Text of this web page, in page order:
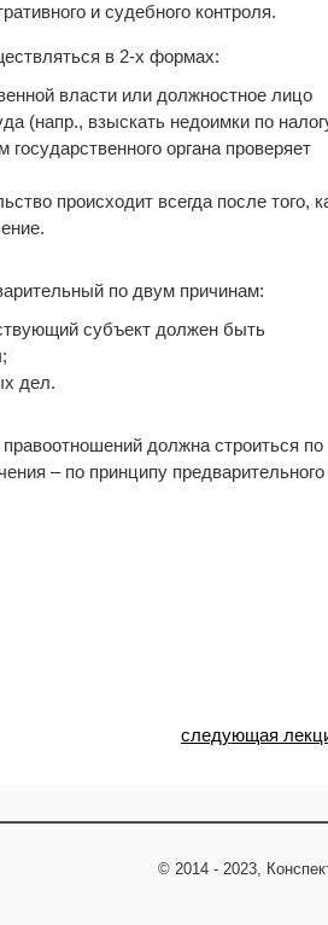
и судебного контроля.
в 2-х формах:
власти или должностное лицо
(напр., взыскать недоимки по
органа проверяет
происходит всегда после того,
по двум причинам:
субъект должен быть
дел.
должна строиться по
– по принципу предварительного
следующая
© 2014 - 2023,